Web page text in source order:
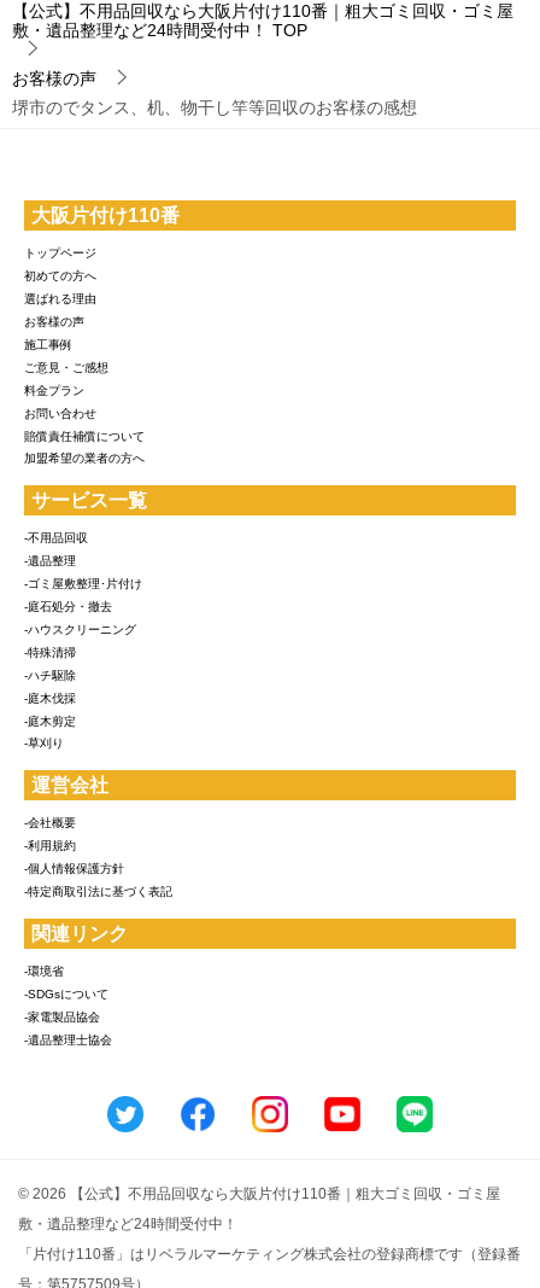
【公式】不用品回収なら大阪片付け110番｜粗大ゴミ回収・ゴミ屋
敷・遺品整理など24時間受付中！
TOP
お客様の声
堺市のでタンス、机、物干し竿等回収のお客様の感想
大阪片付け110番
トップページ
初めての方へ
選ばれる理由
お客様の声
施工事例
ご意見・ご感想
料金プラン
お問い合わせ
賠償責任補償について
加盟希望の業者の方へ
サービス一覧
-不用品回収
-遺品整理
-ゴミ屋敷整理･片付け
-庭石処分・撤去
-ハウスクリーニング
-特殊清掃
-ハチ駆除
-庭木伐採
-庭木剪定
-草刈り
運営会社
-会社概要
-利用規約
-個人情報保護方針
-特定商取引法に基づく表記
関連リンク
-環境省
-SDGsについて
-家電製品協会
-遺品整理士協会
© 2026 【公式】不用品回収なら大阪片付け110番｜粗大ゴミ回収・ゴミ屋
敷・遺品整理など24時間受付中！
「片付け110番」はリベラルマーケティング株式会社の登録商標です（登録番
号：第5757509号）